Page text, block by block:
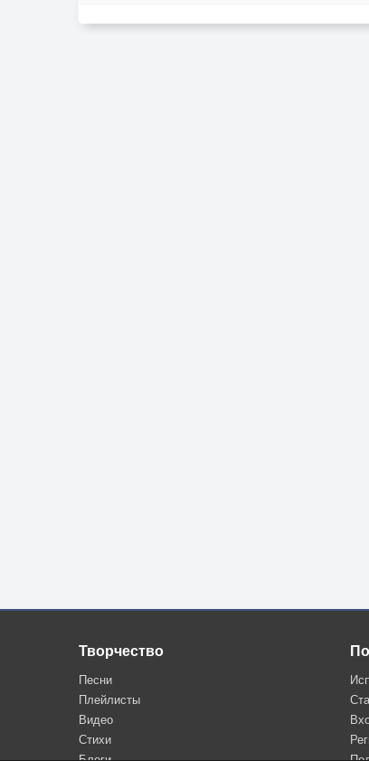
Творчество
Песни
Плейлисты
Видео
Стихи